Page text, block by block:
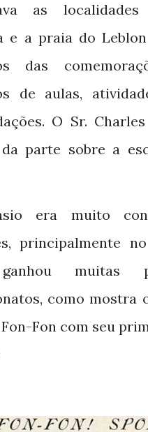
as
e a praia do
das
de aulas,
O Sr.
parte sobre a
era muito
principalmente
muitas
como mostra
Fon com seu